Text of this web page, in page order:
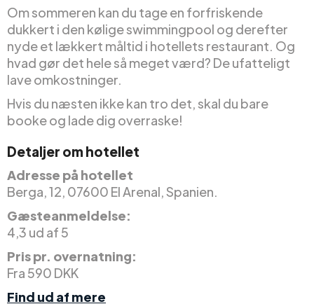
Om sommeren kan du tage en forfriskende
dukkert i den kølige swimmingpool og derefter
nyde et lækkert måltid i hotellets restaurant. Og
hvad gør det hele så meget værd? De ufatteligt
lave omkostninger.
Hvis du næsten ikke kan tro det, skal du bare
booke og lade dig overraske!
Detaljer om hotellet
Adresse på hotellet
Berga, 12, 07600 El Arenal, Spanien.
Gæsteanmeldelse:
4,3 ud af 5
Pris pr. overnatning:
Fra 590 DKK
Find ud af mere